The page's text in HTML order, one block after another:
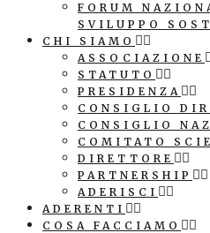
FORUM
SVILUPPO
CHI SIAMO
ASSOCIAZIONE
STATUTO
PRESIDENZA
CONSIGLIO
CONSIGLIO
COMITATO
DIRETTORE
PARTNERSHIP
ADERISCI
ADERENTI
COSA FACCIAMO